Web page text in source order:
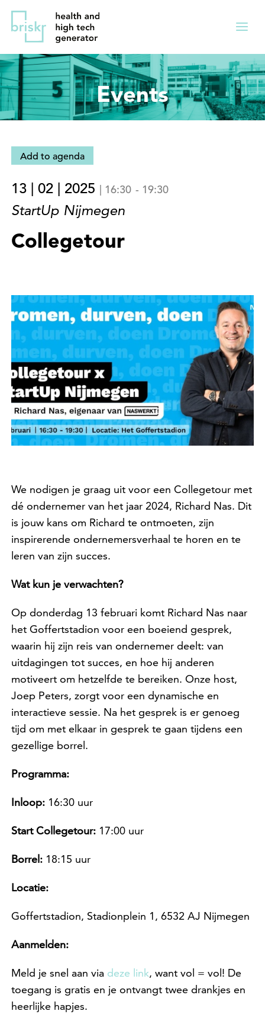
Overslaan
de
inhoud
gaan
Direct
naar
hoofdnavigatie
Menu
Events
Add to agenda
13 | 02 | 2025 | 16:30 - 19:30
StartUp Nijmegen
Collegetour
We nodigen je graag uit voor een Collegetour met
dé ondernemer van het jaar 2024, Richard Nas. Dit
is jouw kans om Richard te ontmoeten, zijn
inspirerende ondernemersverhaal te horen en te
leren van zijn succes.
Wat kun je verwachten?
Op donderdag 13 februari komt Richard Nas naar
het Goffertstadion voor een boeiend gesprek,
waarin hij zijn reis van ondernemer deelt: van
uitdagingen tot succes, en hoe hij anderen
motiveert om hetzelfde te bereiken. Onze host,
Joep Peters, zorgt voor een dynamische en
interactieve sessie. Na het gesprek is er genoeg
tijd om met elkaar in gesprek te gaan tijdens een
gezellige borrel.
Programma:
Inloop: 16:30 uur
Start Collegetour: 17:00 uur
Borrel: 18:15 uur
Locatie:
Goffertstadion, Stadionplein 1, 6532 AJ Nijmegen
Aanmelden:
Meld je snel aan via deze link, want vol = vol! De
toegang is gratis en je ontvangt twee drankjes en
heerlijke hapjes.